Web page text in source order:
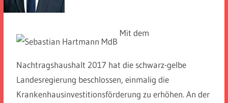
Mit dem
Nachtragshaushalt 2017 hat die schwarz-gelbe
Landesregierung beschlossen, einmalig die
Krankenhausinvestitionsförderung zu erhöhen. An der